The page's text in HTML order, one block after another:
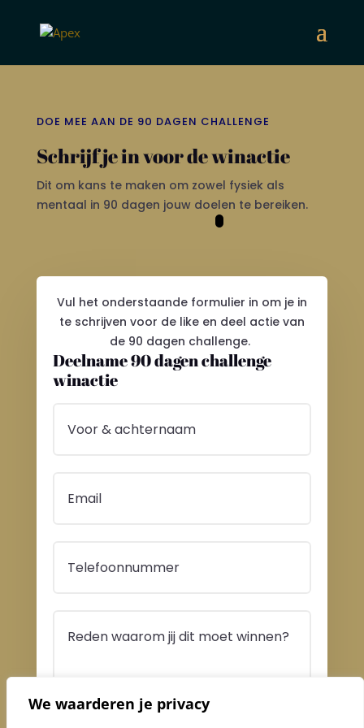
We waarderen je privacy
DOE MEE AAN DE 90 DAGEN CHALLENGE
Schrijf je in voor de winactie
Dit om kans te maken om zowel fysiek als
mentaal in 90 dagen jouw doelen te bereiken.
Vul het onderstaande formulier in om je in
te schrijven voor de like en deel actie van
de 90 dagen challenge.
Deelname 90 dagen challenge
winactie